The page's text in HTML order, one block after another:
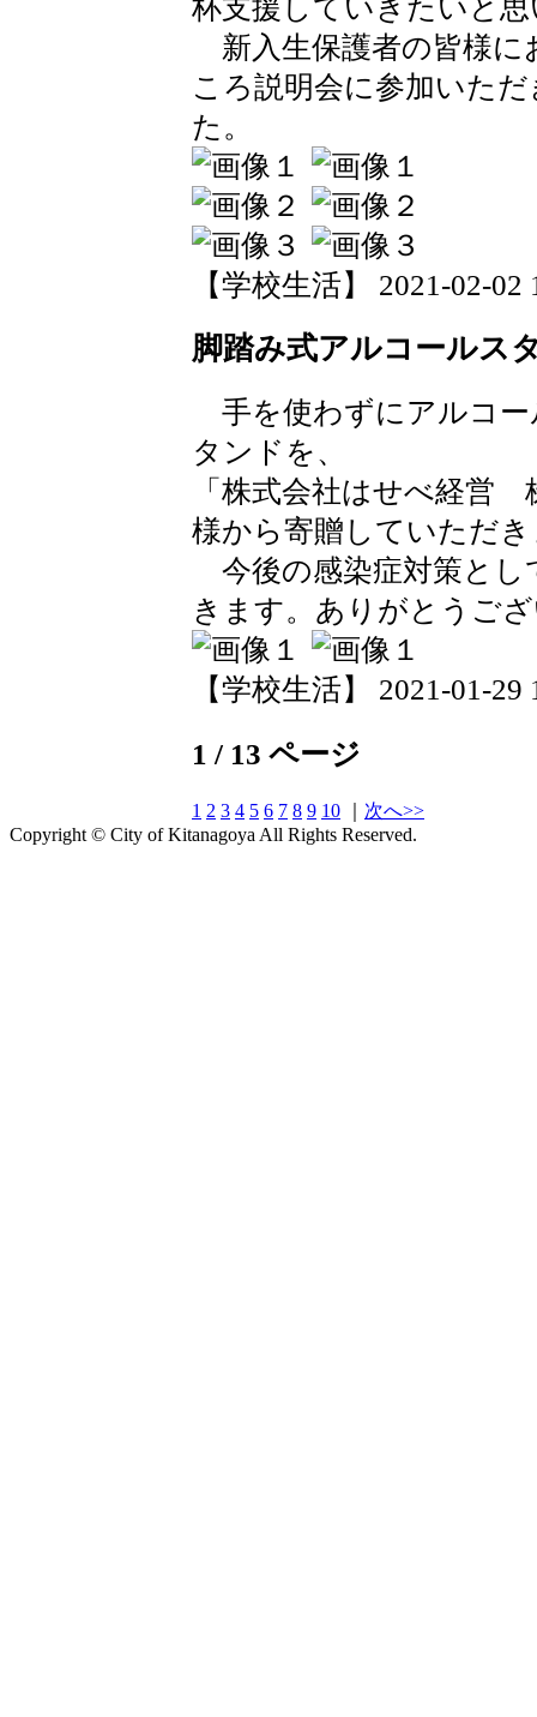
杯支援していきたいと
新入生保護者の皆様に
ころ説明会に参加いた
た。
【学校生活】 2021-02-02
脚踏み式アルコールス
手を使わずにアルコー
タンドを、
「株式会社はせべ経営
様から寄贈していただ
今後の感染症対策とし
きます。ありがとうご
【学校生活】 2021-01-29
1 / 13 ページ
1 2 3 4 5 6 7 8 9 10
次へ>>
Copyright © City of Kitanagoya All Rights Reserved.